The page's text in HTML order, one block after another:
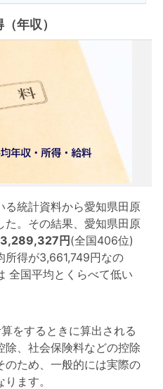
年収）
統計資料から愛知県田原
た。その結果、愛知県田原
3,289,327円(全国406位)
所得が3,661,749円なの
全国平均とくらべて低い
をするときに算出される
、社会保険料などの控除
のため、一般的には実際の
ます。